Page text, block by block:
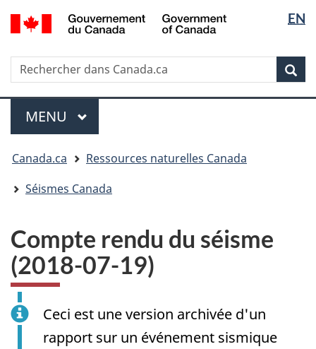
Passer
au
principal
Passer
à
sujet
du
gouvernement »
Passer
à
version
HTML
simplifiée
la
langue
EN
Rechercher
Rechercher
dans
Canada.ca
Menu
MENU PRINCIPAL
êtes
ici
Canada.ca
Ressources naturelles Canada
Séismes Canada
Compte rendu du séisme
(2018-07-19)
Ceci est une version archivée d'un
rapport sur un événement sismique